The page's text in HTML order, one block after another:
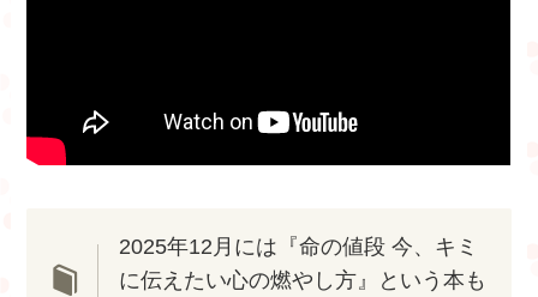
2025年12月には『命の値段 今、キミ
に伝えたい心の燃やし方』という本も